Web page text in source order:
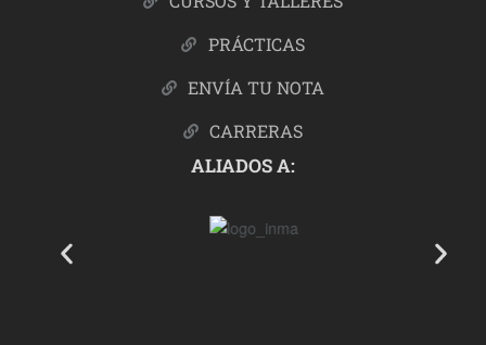
PRÁCTICAS
ENVÍA TU NOTA
CARRERAS
ALIADOS A: